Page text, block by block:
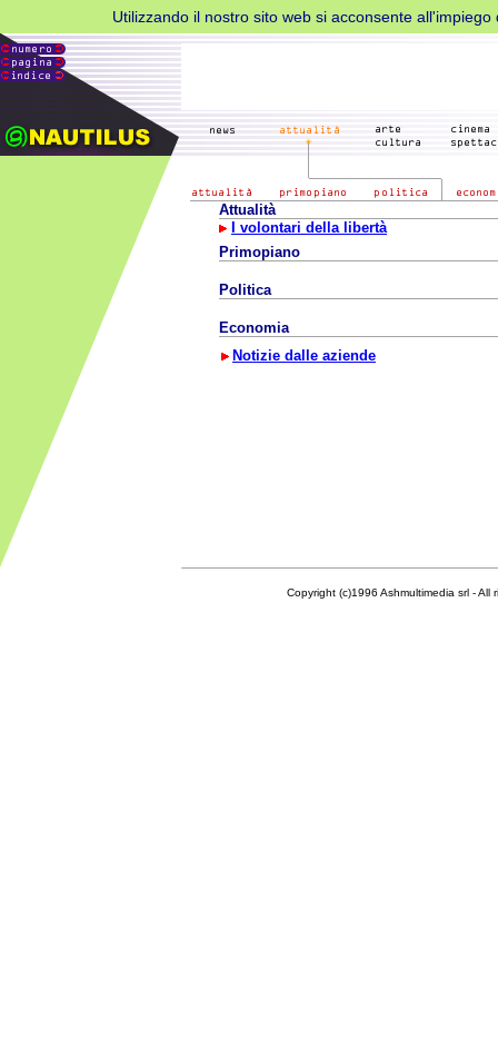
Utilizzando il nostro sito web si acconsente
Attualità
I volontari della libertà
Primopiano
Politica
Economia
Notizie dalle aziende
Copyright (c)1996 Ashmultimedia srl - All